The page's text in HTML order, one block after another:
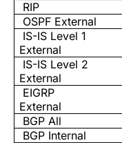
RIP
OSPF External
IS-IS Level 1
External
IS-IS Level 2
External
EIGRP
External
BGP All
BGP Internal